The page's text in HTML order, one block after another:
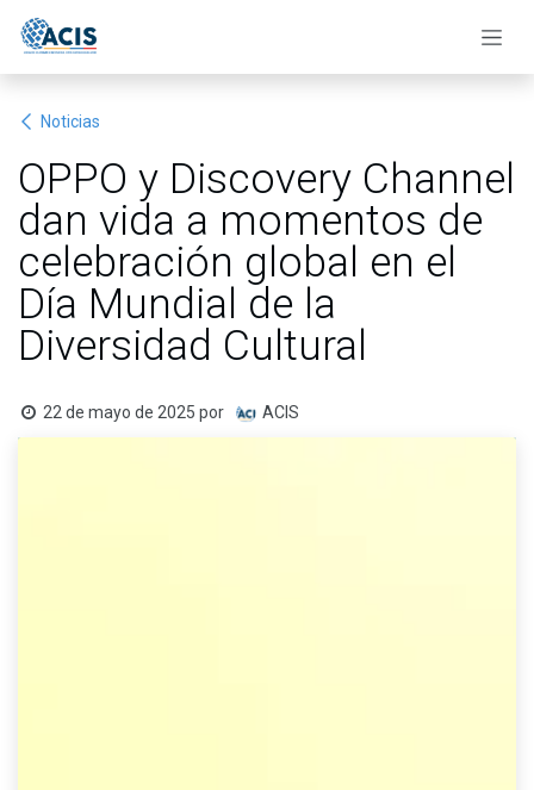
Noticias
OPPO y Discovery Channel
dan vida a momentos de
celebración global en el
Día Mundial de la
Diversidad Cultural
22 de mayo de 2025 por ACIS